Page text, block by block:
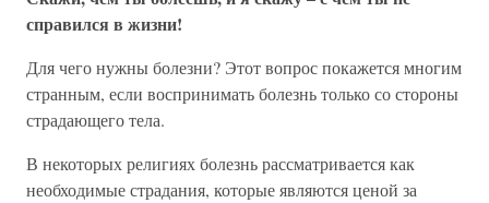
справился в жизни!
Для чего нужны болезни? Этот вопрос покажется многим
странным, если воспринимать болезнь только со стороны
страдающего тела.
В некоторых религиях болезнь рассматривается как
необходимые страдания, которые являются ценой за